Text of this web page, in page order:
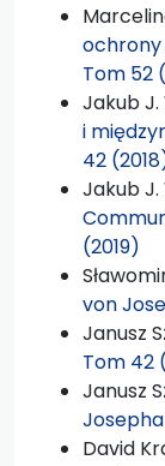
ochrony
Tom 52
Jakub J.
i
42
Jakub J.
(2019)
von
Janusz
Tom 42
Janusz
David